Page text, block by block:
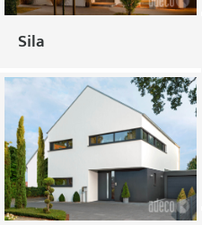
Sila